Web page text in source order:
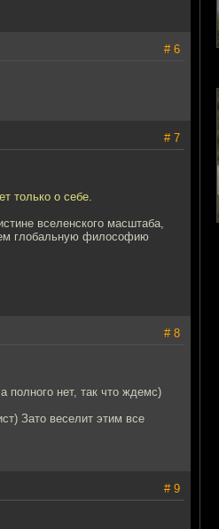
# 6
# 7
только о себе.
вселенского масштаба,
глобальную философию
# 8
полного нет, так что ждемс)
Зато веселит этим все
# 9